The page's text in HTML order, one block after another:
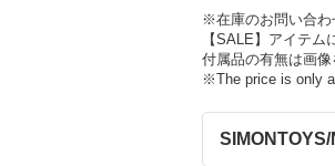
※在庫のお問い合わ
【SALE】アイテ
付属品の有無は画像
※The price is only